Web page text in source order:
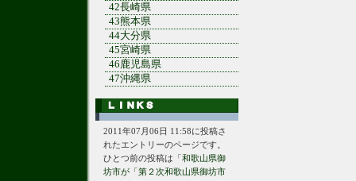
42長崎県
43熊本県
44大分県
45宮崎県
46鹿児島県
47沖縄県
2011年07月06日 11:58に投稿さ
れたエントリーのページです。
ひとつ前の投稿は「和歌山県御
坊市が「第２次和歌山県御坊市